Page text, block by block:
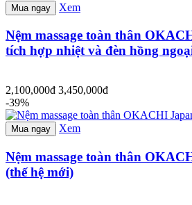
Mua ngay Xem
Nệm massage toàn thân
tích hợp nhiệt và đèn hồng
2,100,000đ 3,450,000đ
-39%
Mua ngay Xem
Nệm massage toàn thân
(thế hệ mới)